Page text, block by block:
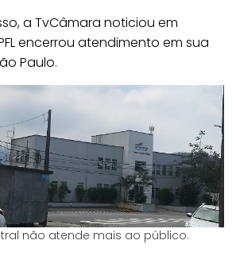
a TvCâmara noticiou em
encerrou atendimento em sua
Paulo.
não atende mais ao público.